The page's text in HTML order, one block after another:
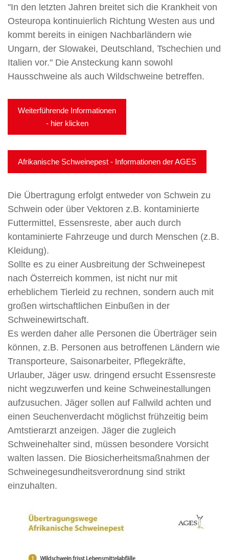
"In den letzten Jahren breitet sich die Krankheit von
Osteuropa kontinuierlich Richtung Westen aus und
kommt bereits in einigen Nachbarländern wie
Ungarn, der Slowakei, Deutschland, Tschechien und
Italien vor." Die Ansteckung kann sowohl
Hausschweine als auch Wildschweine betreffen.
Weiterführende Informationen
- hier klicken
Afrikanische Schweinepest - Informationen der AGES
Die Übertragung erfolgt entweder von Schwein zu
Schwein oder über Vektoren z.B. kontaminierte
Futtermittel, Essensreste, aber auch durch
kontaminierte Fahrzeuge und durch Menschen (z.B.
Kleidung).
Sollte es zu einer Ausbreitung der Schweinepest
nach Österreich kommen, ist nicht nur mit
erheblichem Tierleid zu rechnen, sondern auch mit
großen wirtschaftlichen Einbußen in der
Schweinewirtschaft.
Es werden daher alle Personen die Überträger sein
können, z.B. Personen aus betroffenen Ländern wie
Transporteure, Saisonarbeiter, Pflegekräfte,
Urlauber, Jäger usw. dringend ersucht Essensreste
nicht wegzuwerfen und keine Schweinestallungen
aufzusuchen. Jäger sollen auf Fallwild achten und
einen Seuchenverdacht möglichst frühzeitig beim
Amtstierarzt anzeigen. Jäger die zugleich
Schweinehalter sind, müssen besondere Vorsicht
walten lassen. Die Biosicherheitsmaßnahmen der
Schweinegesundheitsverordnung sind strikt
einzuhalten.